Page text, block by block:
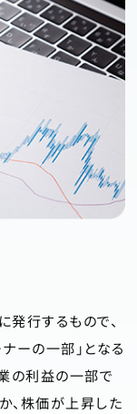
行するもので、
ーの一部」となる
の利益の一部で
、株価が上昇した